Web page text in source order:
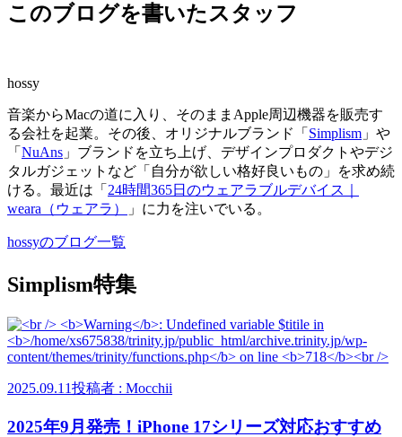
このブログを書いたスタッフ
hossy
音楽からMacの道に入り、そのままApple周辺機器を販売す
る会社を起業。その後、オリジナルブランド「 Simplism 」や
「 NuAns 」ブランドを立ち上げ、デザインプロダクトやデジ
タルガジェットなど「自分が欲しい格好良いもの」を求め続
ける。最近は「 24時間365日のウェアラブルデバイス｜
weara（ウェアラ）
」に力を注いでいる。
hossyのブログ一覧
Simplism特集
2025.09.11投稿者 : Mocchii
2025年9月発売！iPhone 17シリーズ対応おすすめ